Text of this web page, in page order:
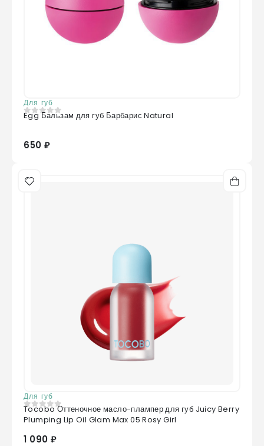
Для губ
0из 5
Egg Бальзам для губ Барбарис Natural
650 ₽
Для губ
0 из 5
Tocobo Оттеночное масло-плампер для губ Juicy Berry
Plumping Lip Oil Glam Max 05 Rosy Girl
1 090 ₽